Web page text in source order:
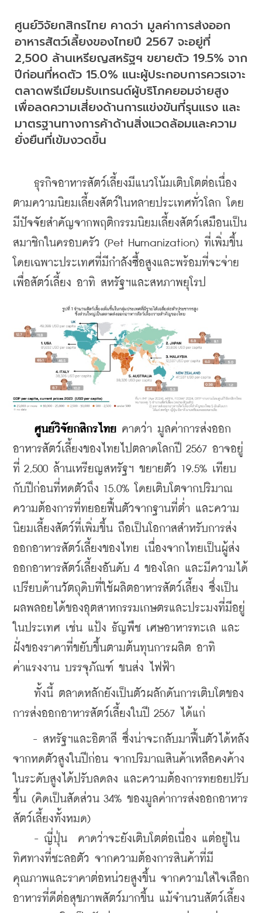
ศูนย์วิจัยกสิกรไทย คาดว่า มูลค่าการส่งออก
อาหารสัตว์เลี้ยงของไทยปี 2567 จะอยู่ที่
2,500 ล้านเหรียญสหรัฐฯ ขยายตัว 19.5% จาก
ปีก่อนที่หดตัว 15.0% แนะผู้ประกอบการควรเจาะ
ตลาดพรีเมียมรับเทรนด์ผู้บริโภคยอมจ่ายสูง
เพื่อลดความเสี่ยงด้านการแข่งขันที่รุนแรง และ
มาตรฐานทางการค้าด้านสิ่งแวดล้อมและความ
ยั่งยืนที่เข้มงวดขึ้น
ธุรกิจอาหารสัตว์เลี้ยงมีแนวโน้มเติบโตต่อเนื่อง
ตามความนิยมเลี้ยงสัตว์ในหลายประเทศทั่วโลก โดย
มีปัจจัยสำคัญจากพฤติกรรมนิยมเลี้ยงสัตว์เสมือนเป็น
สมาชิกในครอบครัว (Pet Humanization) ที่เพิ่มขึ้น
โดยเฉพาะประเทศที่มีกำลังซื้อสูงและพร้อมที่จะจ่าย
เพื่อสัตว์เลี้ยง อาทิ สหรัฐฯและสหภาพยุโรป
ศูนย์วิจัยกสิกรไทย คาดว่า มูลค่าการส่งออก
อาหารสัตว์เลี้ยงของไทยไปตลาดโลกปี 2567 อาจอยู่
ที่ 2,500 ล้านเหรียญสหรัฐฯ ขยายตัว 19.5% เทียบ
กับปีก่อนที่หดตัวถึง 15.0% โดยเติบโตจากปริมาณ
ความต้องการที่ทยอยฟื้นตัวจากฐานที่ต่ำ และความ
นิยมเลี้ยงสัตว์ที่เพิ่มขึ้น ถือเป็นโอกาสสำหรับการส่ง
ออกอาหารสัตว์เลี้ยงของไทย เนื่องจากไทยเป็นผู้ส่ง
ออกอาหารสัตว์เลี้ยงอันดับ 4 ของโลก และมีความได้
เปรียบด้านวัตถุดิบที่ใช้ผลิตอาหารสัตว์เลี้ยง ซึ่งเป็น
ผลพลอยได้ของอุตสาหกรรมเกษตรและประมงที่มีอยู่
ในประเทศ เช่น แป้ง ธัญพืช เศษอาหารทะเล และ
ฝั่งของราคาที่ขยับขึ้นตามต้นทุนการผลิต อาทิ
ค่าแรงงาน บรรจุภัณฑ์ ขนส่ง ไฟฟ้า
ทั้งนี้ ตลาดหลักยังเป็นตัวผลักดันการเติบโตของ
การส่งออกอาหารสัตว์เลี้ยงในปี 2567 ได้แก่
- สหรัฐฯและอิตาลี ซึ่งน่าจะกลับมาฟื้นตัวได้หลัง
จากหดตัวสูงในปีก่อน จากปริมาณสินค้าเหลือคงค้าง
ในระดับสูงได้ปรับลดลง และความต้องการทยอยปรับ
ขึ้น (คิดเป็นสัดส่วน 34% ของมูลค่าการส่งออกอาหาร
สัตว์เลี้ยงทั้งหมด)
- ญี่ปุ่น  คาดว่าจะยังเติบโตต่อเนื่อง แต่อยู่ใน
ทิศทางที่ชะลอตัว จากความต้องการสินค้าที่มี
คุณภาพและราคาต่อหน่วยสูงขึ้น จากความใส่ใจเลือก
อาหารที่ดีต่อสุขภาพสัตว์มากขึ้น แม้จำนวนสัตว์เลี้ยง